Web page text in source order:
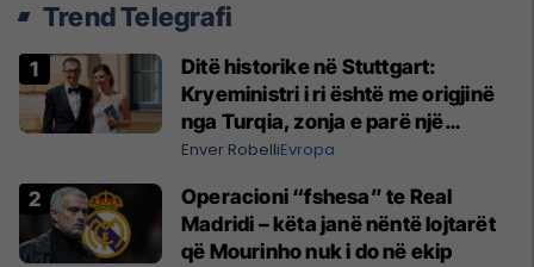
Trend Telegrafi
Ditë historike në Stuttgart:
Kryeministri i ri është me origjinë
nga Turqia, zonja e parë një
shqiptare nga Kanadaja
Enver RobelliEvropa
Operacioni “fshesa” te Real
Madridi – këta janë nëntë lojtarët
që Mourinho nuk i do në ekip